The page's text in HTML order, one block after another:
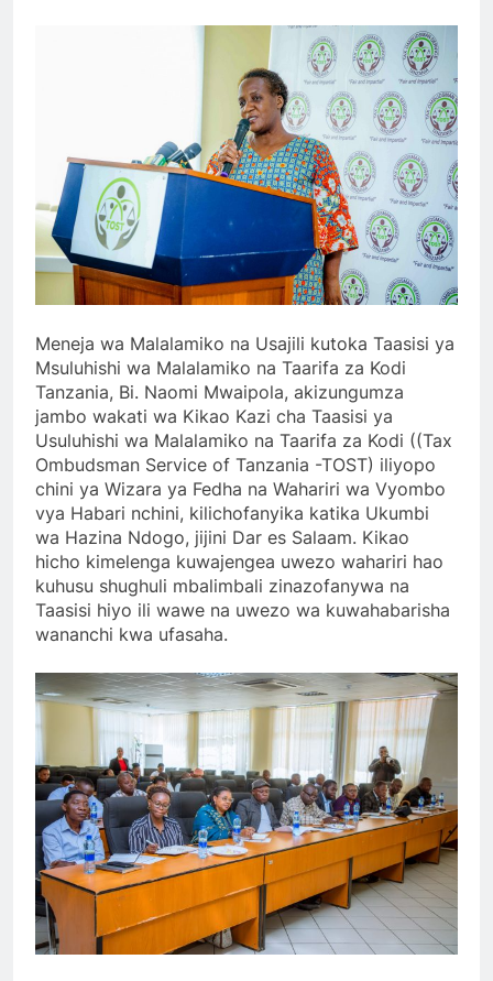
Meneja wa Malalamiko na Usajili kutoka Taasisi ya
Msuluhishi wa Malalamiko na Taarifa za Kodi
Tanzania, Bi. Naomi Mwaipola, akizungumza
jambo wakati wa Kikao Kazi cha Taasisi ya
Usuluhishi wa Malalamiko na Taarifa za Kodi ((Tax
Ombudsman Service of Tanzania -TOST) iliyopo
chini ya Wizara ya Fedha na Wahariri wa Vyombo
vya Habari nchini, kilichofanyika katika Ukumbi
wa Hazina Ndogo, jijini Dar es Salaam. Kikao
hicho kimelenga kuwajengea uwezo wahariri hao
kuhusu shughuli mbalimbali zinazofanywa na
Taasisi hiyo ili wawe na uwezo wa kuwahabarisha
wananchi kwa ufasaha.